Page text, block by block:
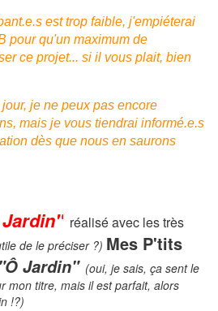
est trop faible, j'empiéterai
pour qu'un maximum de
ce projet... si il vous plait, bien
je ne peux pas encore
mais je vous tiendrai informé.e.s
dès que nous en saurons
réalisé avec les très
de le préciser ?) Mes P'tits
"Ô Jardin" (oui, je sais, ça sent le
mon titre, mais il est parfait, alors
!?)